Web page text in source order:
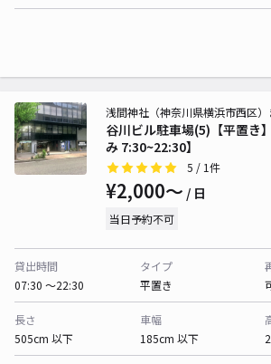
谷川ビル駐車場(5)【平置き
み 7:30~22:30】
浅間神社（神奈川県横浜市西区
5 / 1件
¥2,000〜 / 日
当日予約不可
貸出時間
07:30 〜22:30
タイプ
平置き
長さ
505cm 以下
車幅
185cm 以下